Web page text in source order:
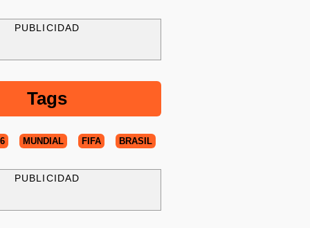
PUBLICIDAD
Tags
MUNDIAL FIFA BRASIL
PUBLICIDAD